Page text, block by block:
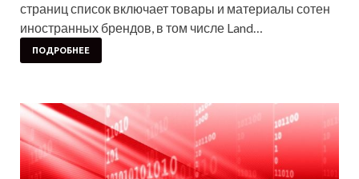
страниц список включает товары и материалы сотен
иностранных брендов, в том числе Land…
ПОДРОБНЕЕ